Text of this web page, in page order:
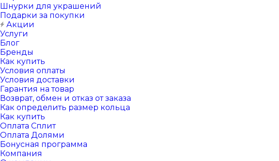
Шнурки для украшений
Подарки за покупки
Акции
Услуги
Блог
Бренды
Как купить
Условия оплаты
Условия доставки
Гарантия на товар
Возврат, обмен и отказ от заказа
Как определить размер кольца
Как купить
Оплата Сплит
Оплата Долями
Бонусная программа
Компания